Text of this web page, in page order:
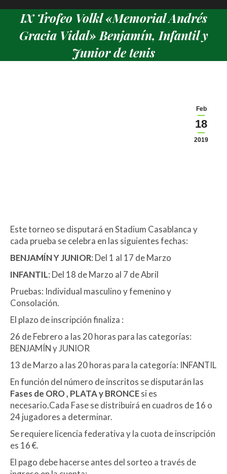
IX Trofeo Volkl «Memorial Andrés
Gracia Vidal» Benjamín, Infantil y
Junior de tenis
Feb
18
2019
Este torneo se disputará en Stadium Casablanca y
cada prueba se celebra en las siguientes fechas:
BENJAMÍN Y JUNIOR: Del 1 al 17 de Marzo
INFANTIL: Del 18 de Marzo al 7 de Abril
Pruebas: Individual masculino y femenino y
Consolación.
El plazo de inscripción finaliza :
26 de Febrero a las 20 horas para las categorías:
BENJAMÍN y JUNIOR
13 de Marzo a las 20 horas para la categoría: INFANTIL
En función del número de inscritos se disputarán las
Fases de ORO , PLATA y BRONCEsi es
necesario.Cada Fase se distribuirá en cuadros de 16 o
24 jugadores a determinar.
Se requiere licencia federativa y la cuota de inscripción
es 16 €.
El pago debe hacerse antes del sorteo a través de